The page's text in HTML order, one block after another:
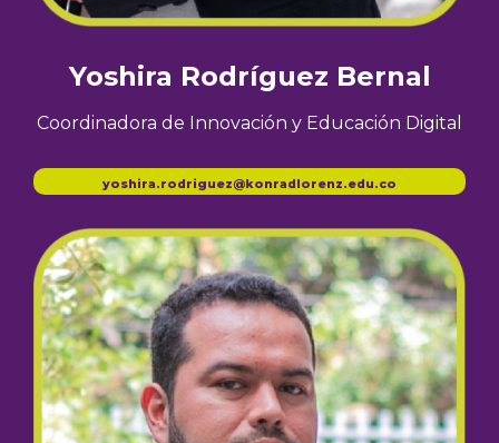
Yoshira Rodríguez Bernal
Coordinadora de Innovación y Educación Digital
yoshira.rodriguez@konradlorenz.edu.co